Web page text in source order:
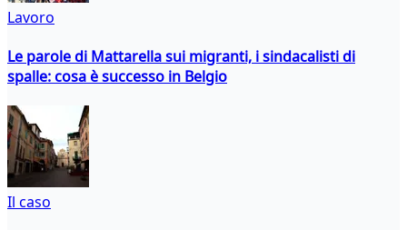
Lavoro
Le parole di Mattarella sui migranti, i sindacalisti di
spalle: cosa è successo in Belgio
Il caso